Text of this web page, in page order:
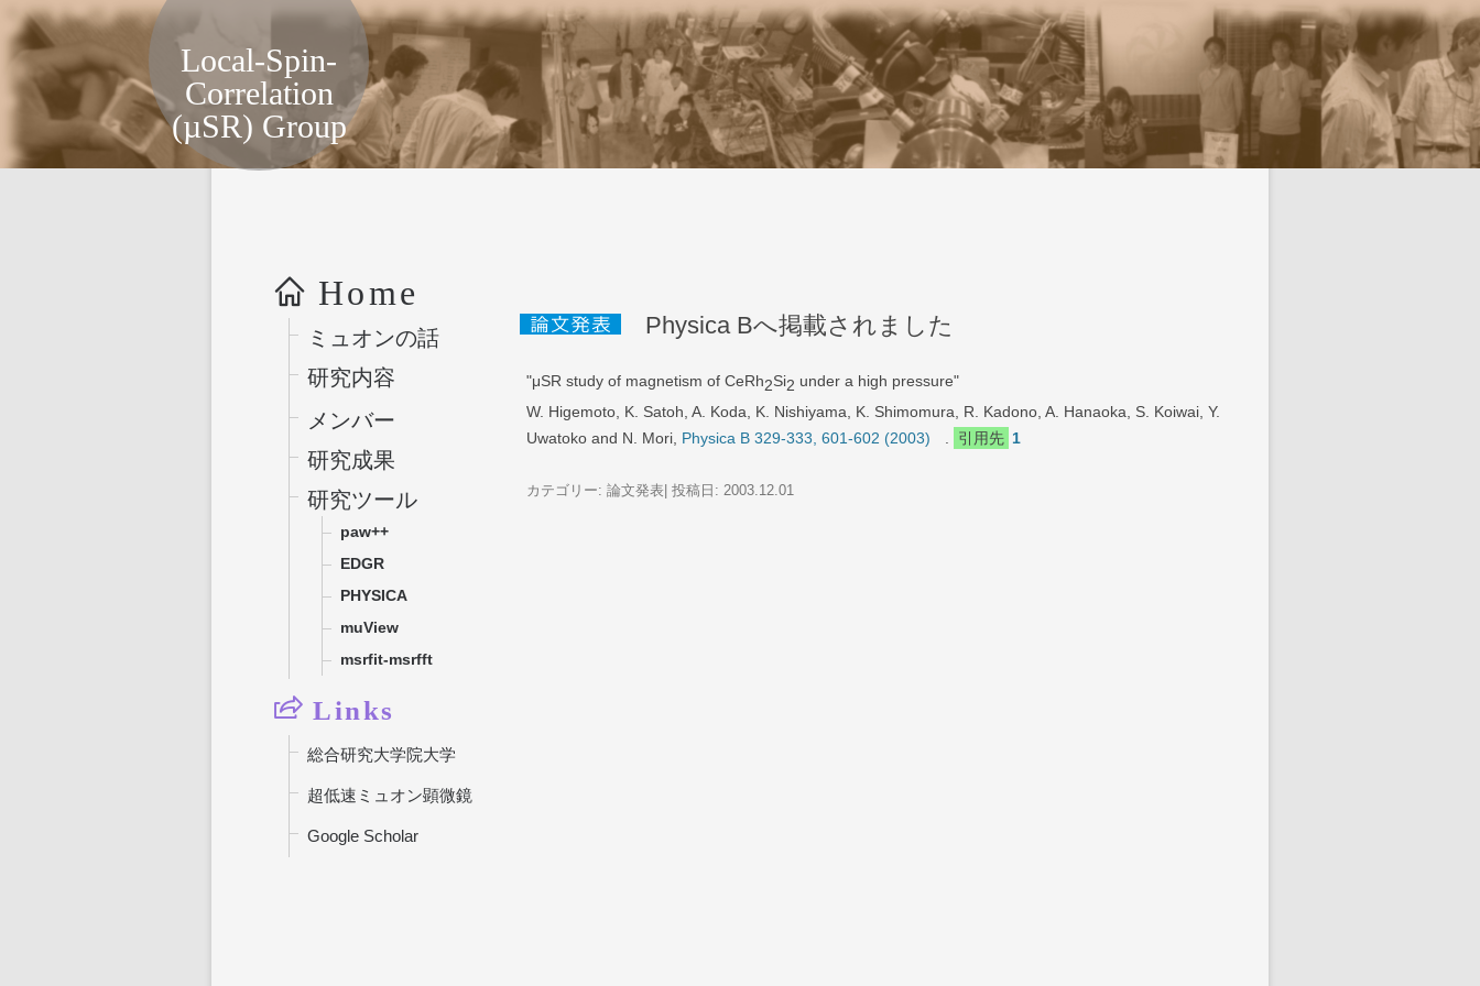
コンテンツへスキップ
局所スピン相関物性グループ, KEK
Local-Spin-
Correlation
(µSR) Group
Physica Bへ掲載されました
"μSR study of magnetism of CeRh2Si2 under a high pressure"
W. Higemoto, K. Satoh, A. Koda, K. Nishiyama, K. Shimomura, R. Kadono, A. Hanaoka, S. Koiwai, Y.
Uwatoko and N. Mori, Physica B 329-333, 601-602 (2003) 引用先 1
カテゴリー:論文発表 | 投稿日: 2003 .12.01
Home
ミュオンの話
研究内容
メンバー
研究成果
研究ツール
paw++
EDGR
PHYSICA
muView
msrfit-msrfft
Links
総合研究大学院大学
超低速ミュオン顕微鏡
Google Scholar